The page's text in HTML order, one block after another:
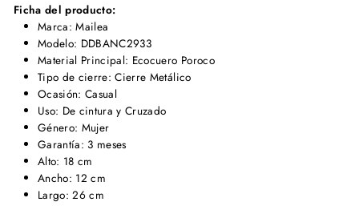
Ficha del producto:
Marca: Mailea
Modelo: DDBANC2933
Material Principal: Ecocuero Poroco
Tipo de cierre: Cierre Metálico
Ocasión: Casual
Uso: De cintura y Cruzado
Género: Mujer
Garantía: 3 meses
Alto: 18 cm
Ancho: 12 cm
Largo: 26 cm